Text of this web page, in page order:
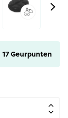
17Geurpunten